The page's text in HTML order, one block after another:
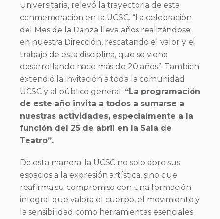
Universitaria, relevó la trayectoria de esta
conmemoración en la UCSC. “La celebración
del Mes de la Danza lleva años realizándose
en nuestra Dirección, rescatando el valor y el
trabajo de esta disciplina, que se viene
desarrollando hace más de 20 años”. También
extendió la invitación a toda la comunidad
UCSC y al público general: “La programación
de este año invita a todos a sumarse a
nuestras actividades, especialmente a la
función del 25 de abril en la Sala de
Teatro”.
De esta manera, la UCSC no solo abre sus
espacios a la expresión artística, sino que
reafirma su compromiso con una formación
integral que valora el cuerpo, el movimiento y
la sensibilidad como herramientas esenciales